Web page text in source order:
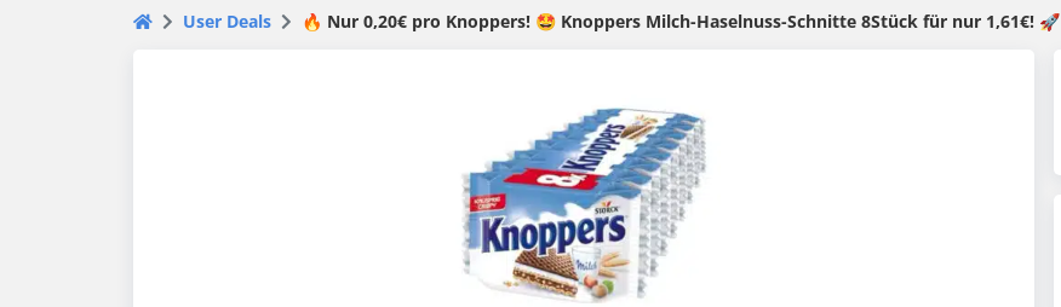
User Deals 🔥 Nur 0,20€ pro Knoppers! 🤩 Knoppers Milch-Haselnuss-Schnitte 8Stück für nur 1,61€! 🚀